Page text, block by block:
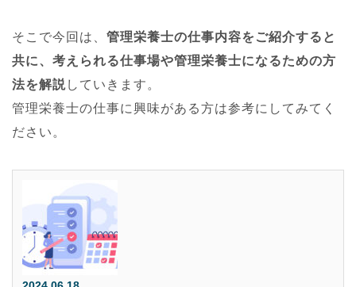
o
k
そこで今回は、 管理栄養士の仕事内容をご紹介すると
共に、考えられる仕事場や管理栄養士になるための方
法を解説 していきます。
管理栄養士の仕事に興味がある方は参考にしてみてく
ださい。